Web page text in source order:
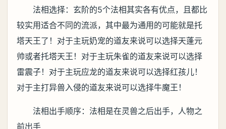
法相选择：玄阶的5个法相其实各有优点，且都比
较实用适合不同的流派，其中最为通用的可能就是托
塔天王了！对于主玩奶宠的道友来说可以选择天蓬元
帅或者托塔天王！对于主玩朱雀的道友来说可以选择
雷震子！对于主玩应龙的道友来说可以选择红孩儿！
对于主打异兽入侵的道友来说可以选择牛魔王！
法相出手顺序：法相是在灵兽之后出手，人物之
前出手